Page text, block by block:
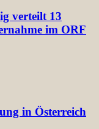
verteilt 13
im ORF
in Österreich